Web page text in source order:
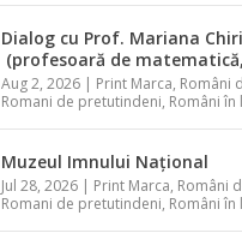
Dialog cu Prof. Mariana
(profesoară de matematică,
Aug 2, 2026 | Print Marca, Români
Romani de pretutindeni, Români în
Muzeul Imnului Național
Jul 28, 2026 | Print Marca, Români
Romani de pretutindeni, Români în